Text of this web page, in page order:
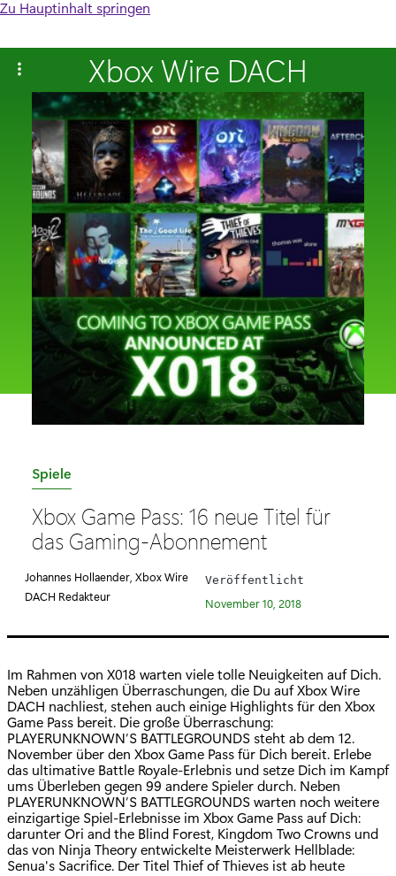
Zu Hauptinhalt springen
Xbox Wire DACH
K
t
e
g
o
i
:
Spiele
Xbox Game Pass: 16 neue Titel für
das Gaming-Abonnement
Johannes Hollaender, Xbox Wire
DACH Redakteur
Veröffentlicht
November 10, 2018
Im Rahmen von X018 warten viele tolle Neuigkeiten auf Dich.
Neben unzähligen Überraschungen, die Du auf Xbox Wire
DACH nachliest, stehen auch einige Highlights für den Xbox
Game Pass bereit. Die große Überraschung:
PLAYERUNKNOWN’S BATTLEGROUNDS steht ab dem 12.
November über den Xbox Game Pass für Dich bereit. Erlebe
das ultimative Battle Royale-Erlebnis und setze Dich im Kampf
ums Überleben gegen 99 andere Spieler durch. Neben
PLAYERUNKNOWN’S BATTLEGROUNDS warten noch weitere
einzigartige Spiel-Erlebnisse im Xbox Game Pass auf Dich:
darunter Ori and the Blind Forest, Kingdom Two Crowns und
das von Ninja Theory entwickelte Meisterwerk Hellblade:
Senua's Sacrifice. Der Titel Thief of Thieves ist ab heute